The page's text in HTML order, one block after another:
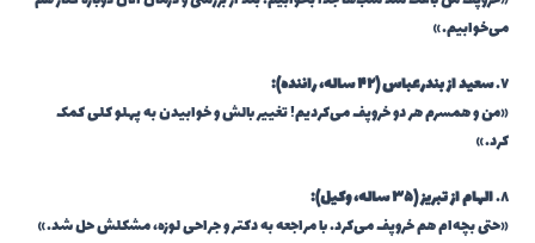
می‌خوابیم.»
۷. سعید از بندرعباس (۴۲ ساله، راننده):
«من و همسرم هر دو خروپف می‌کردیم! تغییر بالش و خوابیدن به پهلو کلی کمک
کرد.»
۸. الهام از تبریز (۳۵ ساله، وکیل):
«حتی بچه‌ام هم خروپف می‌کرد. با مراجعه به دکتر و جراحی لوزه، مشکلش حل شد.»